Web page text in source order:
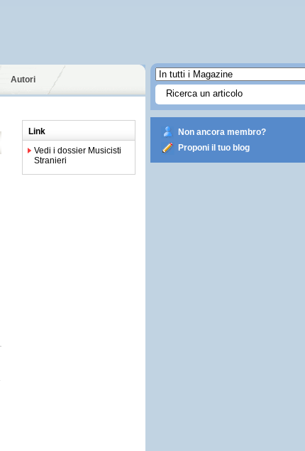
Autori
Link
Vedi i dossier Musicisti
Stranieri
Non ancora membro?
Proponi il tuo blog